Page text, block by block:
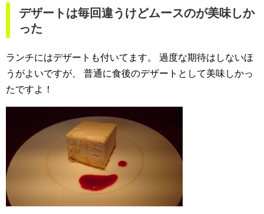
デザートは毎回違うけどムースのが美味しか
った
ランチにはデザートも付いてます。
過度な期待はしないほ
うがよいですが、
普通に食後のデザートとして美味しかっ
たですよ！